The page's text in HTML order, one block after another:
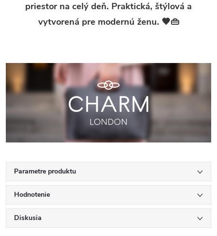
priestor na celý deň. Praktická, štýlová a
vytvorená pre modernú ženu. 🤎👜
Parametre produktu
Hodnotenie
Diskusia